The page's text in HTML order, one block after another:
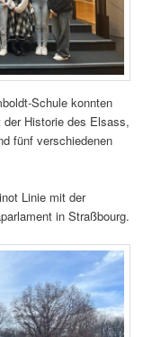
Schule konnten
Historie des Elsass,
fünf verschiedenen
Linie mit der
in Straßbourg.